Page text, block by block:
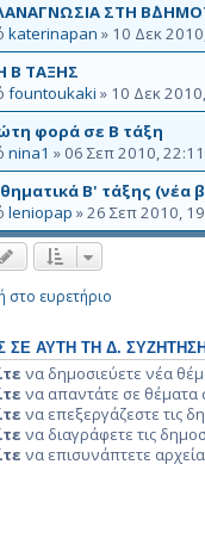
ΣΤΗ
katerinapan » 10 Δεκ
Β ΤΑΞΗΣ
fountoukaki » 10 Δεκ
φορά σε Β τάξη
nina1 » 06 Σεπ 2010, 22:11
Β' τάξης (νέα
leniopap »26 Σεπ 2010,
στο ευρετήριο
ΣΕ ΑΥΤΉ ΤΗ Δ. ΣΥΖΉΤΗΣΗ
να δημοσιεύετε νέα
να απαντάτε σε θέματα
να επεξεργάζεστε τις
να διαγράφετε τις
να επισυνάπτετε